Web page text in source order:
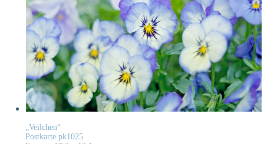
„Veilchen“
Postkarte pk1025